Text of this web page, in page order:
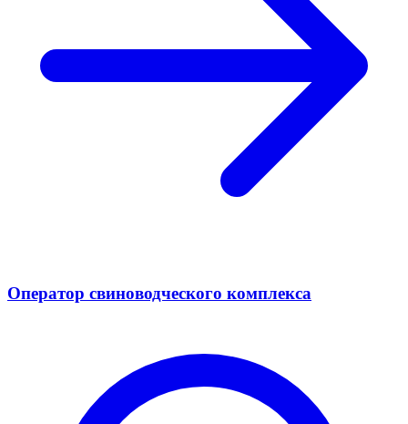
Оператор свиноводческого комплекса